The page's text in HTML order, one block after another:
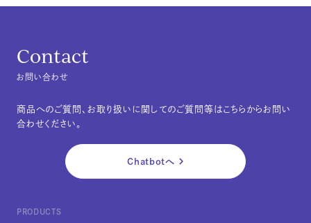
Contact
お問い合わせ
商品へのご質問、お取り扱いに関してのご質問等はこちらからお問い
合わせください。
Chatbotへ
PRODUCTS